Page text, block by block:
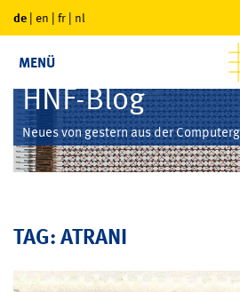
de | en | fr | nl
MENÜ
HNF-Blog
Neues von gestern aus der
TAG: ATRANI